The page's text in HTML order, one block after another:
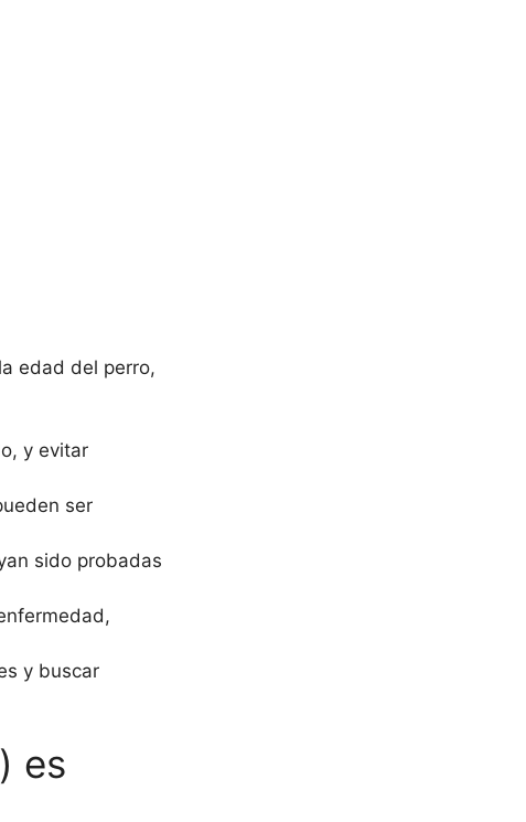
edad del perro,
y evitar
ser
sido probadas
y buscar
es